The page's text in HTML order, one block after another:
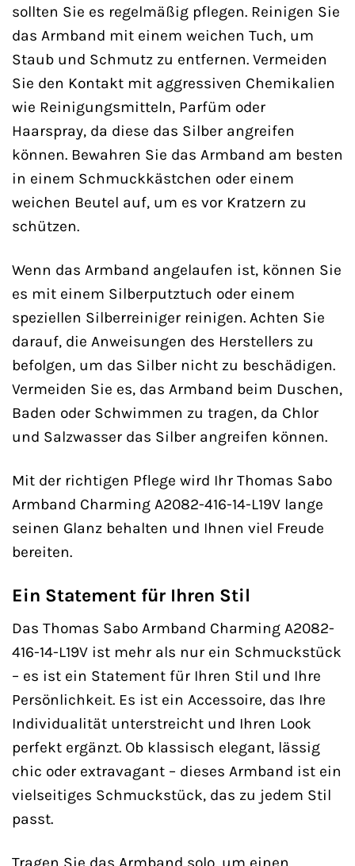
sollten Sie es regelmäßig pflegen. Reinigen Sie
das Armband mit einem weichen Tuch, um
Staub und Schmutz zu entfernen. Vermeiden
Sie den Kontakt mit aggressiven Chemikalien
wie Reinigungsmitteln, Parfüm oder
Haarspray, da diese das Silber angreifen
können. Bewahren Sie das Armband am besten
in einem Schmuckkästchen oder einem
weichen Beutel auf, um es vor Kratzern zu
schützen.
Wenn das Armband angelaufen ist, können Sie
es mit einem Silberputztuch oder einem
speziellen Silberreiniger reinigen. Achten Sie
darauf, die Anweisungen des Herstellers zu
befolgen, um das Silber nicht zu beschädigen.
Vermeiden Sie es, das Armband beim Duschen,
Baden oder Schwimmen zu tragen, da Chlor
und Salzwasser das Silber angreifen können.
Mit der richtigen Pflege wird Ihr Thomas Sabo
Armband Charming A2082-416-14-L19V lange
seinen Glanz behalten und Ihnen viel Freude
bereiten.
Ein Statement für Ihren Stil
Das Thomas Sabo Armband Charming A2082-
416-14-L19V ist mehr als nur ein Schmuckstück
– es ist ein Statement für Ihren Stil und Ihre
Persönlichkeit. Es ist ein Accessoire, das Ihre
Individualität unterstreicht und Ihren Look
perfekt ergänzt. Ob klassisch elegant, lässig
chic oder extravagant – dieses Armband ist ein
vielseitiges Schmuckstück, das zu jedem Stil
passt.
Tragen Sie das Armband solo, um einen